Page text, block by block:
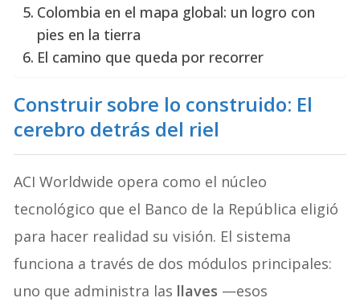
Colombia en el mapa global: un logro con
pies en la tierra
El camino que queda por recorrer
Construir sobre lo construido: El
cerebro detrás del riel
ACI Worldwide opera como el núcleo
tecnológico que el Banco de la República eligió
para hacer realidad su visión. El sistema
funciona a través de dos módulos principales:
uno que administra las llaves —esos